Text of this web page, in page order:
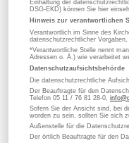
Einhaltung der
DSG-EKD) können Sie hier
Hinweis zur verantwortlichen
Verantwortlich im Sinne des
datenschutzrechtlicher
*Verantwortliche Stelle nennt
Adressen o. Ä.) wie verarbeitet
Datenschutzaufsichtsbehörde
Die datenschutzrechtliche
Der Beauftragte für den
Telefon 05 11 / 76 81 28-0,
Sofern Sie der Ansicht sind, bei
worden zu sein, sollten Sie sich
Außenstelle für die
Der örtlich Beauftragte für den